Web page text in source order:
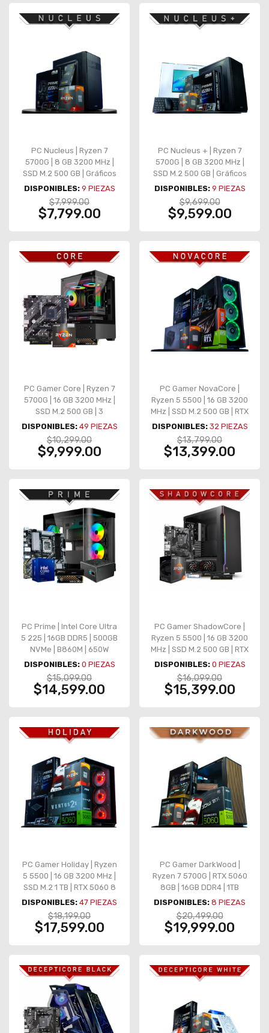
PC Nucleus | Ryzen 7
5700G | 8 GB 3200 MHz |
SSD M.2 500 GB | Gráficos
integrados
DISPONIBLES: 9 PIEZAS
$7,999.00
$7,799.00
PC Nucleus + | Ryzen 7
5700G | 8 GB 3200 MHz |
SSD M.2 500 GB | Gráficos
integrados | Monitor |
Teclado y Mouse
DISPONIBLES: 9 PIEZAS
$9,699.00
$9,599.00
PC Gamer Core | Ryzen 7
5700G | 16 GB 3200 MHz |
SSD M.2 500 GB | 3
Ventiladores | Gráficos
integrados
DISPONIBLES: 49 PIEZAS
$10,299.00
$9,999.00
PC Gamer NovaCore |
Ryzen 5 5500 | 16 GB 3200
MHz | SSD M.2 500 GB | RTX
3050 6GB | 4 Ventiladores
DISPONIBLES: 32 PIEZAS
$13,799.00
$13,399.00
PC Prime | Intel Core Ultra
5 225 | 16GB DDR5 | 500GB
NVMe | B860M | 650W
Bronze – Graficos
integrados
DISPONIBLES: 0 PIEZAS
$15,099.00
$14,599.00
PC Gamer ShadowCore |
Ryzen 5 5500 | 16 GB 3200
MHz | SSD M.2 500 GB | RTX
5050 8GB GDDR6
DISPONIBLES: 0 PIEZAS
$16,099.00
$15,399.00
PC Gamer Holiday | Ryzen
5 5500 | 16 GB 3200 MHz |
SSD M.2 1 TB | RTX 5060 8
GB
DISPONIBLES: 47 PIEZAS
$18,199.00
$17,599.00
PC Gamer DarkWood |
Ryzen 7 5700G | RTX 5060
8GB | 16GB DDR4 | 1TB
NVMe | B550M | 650W Gold
DISPONIBLES: 8 PIEZAS
$20,499.00
$19,999.00